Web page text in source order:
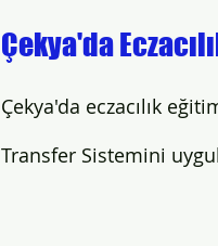
Çekya'da
Çekya'da eczacılık
Transfer Sistemini